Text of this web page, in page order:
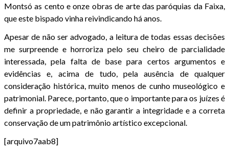
Montsó as cento e onze obras de arte das paróquias da Faixa,
que este bispado vinha reivindicando há anos.
Apesar de não ser advogado, a leitura de todas essas decisões
me surpreende e horroriza pelo seu cheiro de parcialidade
interessada, pela falta de base para certos argumentos e
evidências e, acima de tudo, pela ausência de qualquer
consideração histórica, muito menos de cunho museológico e
patrimonial. Parece, portanto, que o importante para os juízes é
definir a propriedade, e não garantir a integridade e a correta
conservação de um patrimônio artístico excepcional.
[arquivo7aab8]